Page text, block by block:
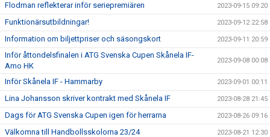
Flodman reflekterar inför seriepremiären 2023-09-15 09:20
Funktionärsutbildningar! 2023-09-12 22:58
Information om biljettpriser och säsongskort 2023-09-11 20:59
Inför åttondelsfinalen i ATG Svenska Cupen Skånela IF-
Amo HK
2023-09-08 00:08
Inför Skånela IF - Hammarby 2023-09-01 00:11
Lina Johansson skriver kontrakt med Skånela IF 2023-08-28 21:45
Dags för ATG Svenska Cupen igen för herrarna 2023-08-26 09:16
Välkomna till Handbollsskolorna 23/24 2023-08-21 12:30